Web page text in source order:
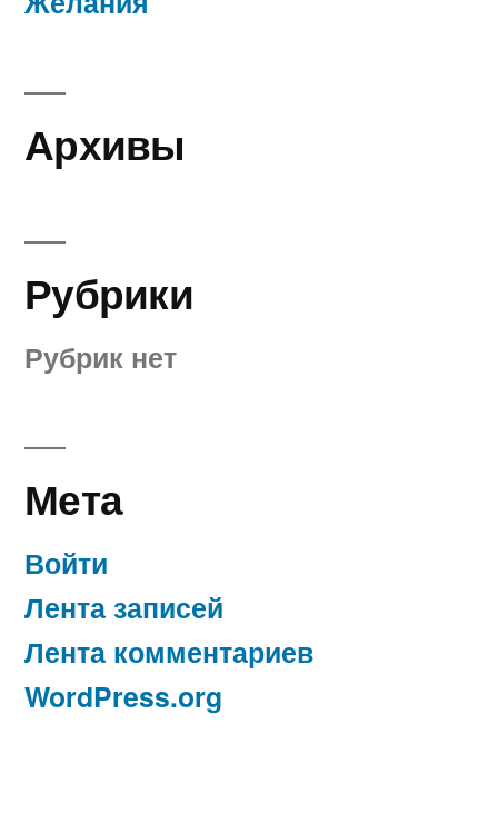
Архивы
Рубрики
Рубрик нет
Мета
Войти
Лента записей
Лента комментариев
WordPress.org